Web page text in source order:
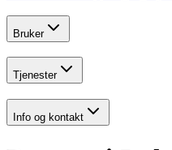
Bruker
Tjenester
Info og kontakt